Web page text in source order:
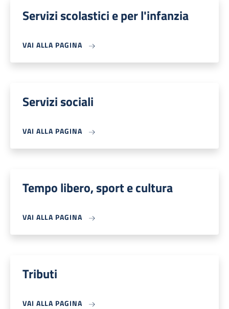
Servizi scolastici e per l'infanzia
VAI ALLA PAGINA
Servizi sociali
VAI ALLA PAGINA
Tempo libero, sport e cultura
VAI ALLA PAGINA
Tributi
VAI ALLA PAGINA